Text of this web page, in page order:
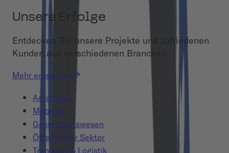
Unsere Erfolge
Entdecken Sie unsere Projekte und zufriedenen
Kunden aus verschiedenen Branchen.
Mehr entdecken
Aerospace
Mobilität
Gesundheitswesen
Öffentlicher Sektor
Transport & Logistik